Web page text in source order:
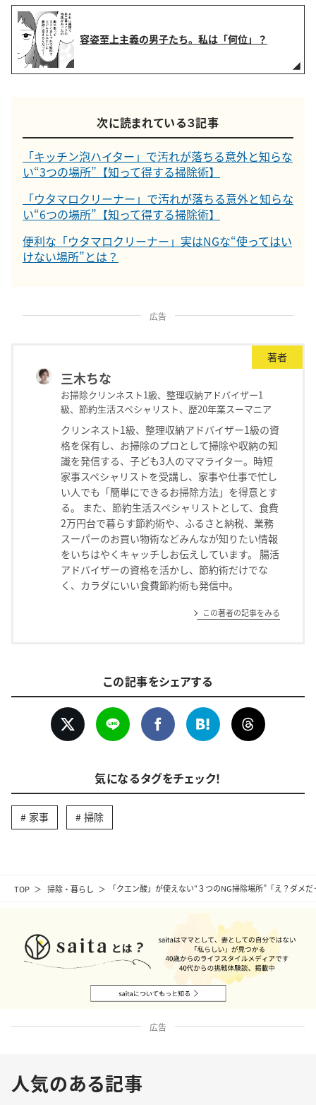
TOP 掃除・暮らし 「クエン酸」が使えない“３つのNG掃除場所”「え？ダメ
容姿至上主義の男子たち。私は「何位」？
次に読まれている３記事
「キッチン泡ハイター」で汚れが落ちる意外と知らな
い“3つの場所”【知って得する掃除術】
「ウタマロクリーナー」で汚れが落ちる意外と知らな
い“6つの場所”【知って得する掃除術】
便利な「ウタマロクリーナー」実はNGな“使ってはい
けない場所”とは？
広告
著者
三木ちな
お掃除クリンネスト1級、整理収納アドバイザー1
級、節約生活スペシャリスト、歴20年業スーマニア
クリンネスト1級、整理収納アドバイザー1級の資
格を保有し、お掃除のプロとして掃除や収納の知
識を発信する、子ども3人のママライター。時短
家事スペシャリストを受講し、家事や仕事で忙し
い人でも「簡単にできるお掃除方法」を得意とす
る。 また、節約生活スペシャリストとして、食費
2万円台で暮らす節約術や、ふるさと納税、業務
スーパーのお買い物術などみんなが知りたい情報
をいちはやくキャッチしお伝えしています。 腸活
アドバイザーの資格を活かし、節約術だけでな
く、カラダにいい食費節約術も発信中。
この著者の記事をみる
この記事をシェアする
気になるタグをチェック！
家事 掃除
広告
人気のある記事